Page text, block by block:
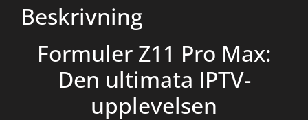
Beskrivning
Formuler Z11 Pro Max:
Den ultimata IPTV-
upplevelsen